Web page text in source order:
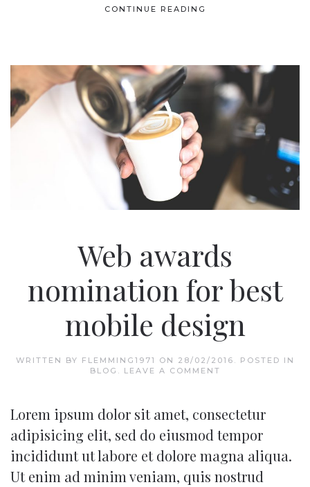
CONTINUE READING
Web awards
nomination for best
mobile design
WRITTEN BY FLEMMING1971 ON 28/02/2016 . POSTED IN
BLOG . LEAVE A COMMENT
Lorem ipsum dolor sit amet, consectetur
adipisicing elit, sed do eiusmod tempor
incididunt ut labore et dolore magna aliqua.
Ut enim ad minim veniam, quis nostrud